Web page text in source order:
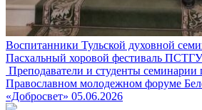
Воспитанники Тульской духовной
Пасхальный хоровой фестиваль ПСТГУ
Преподаватели и студенты семинарии
Православном молодежном форуме
«Добросвет» 05.06.2026